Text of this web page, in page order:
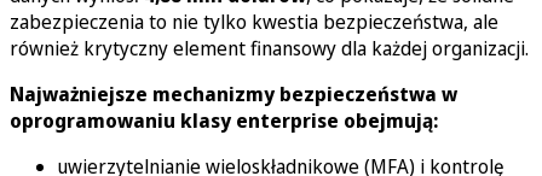
zabezpieczenia to nie tylko kwestia bezpieczeństwa, ale
również krytyczny element finansowy dla każdej organizacji.
Najważniejsze mechanizmy bezpieczeństwa w
oprogramowaniu klasy enterprise obejmują:
uwierzytelnianie wieloskładnikowe (MFA) i kontrolę